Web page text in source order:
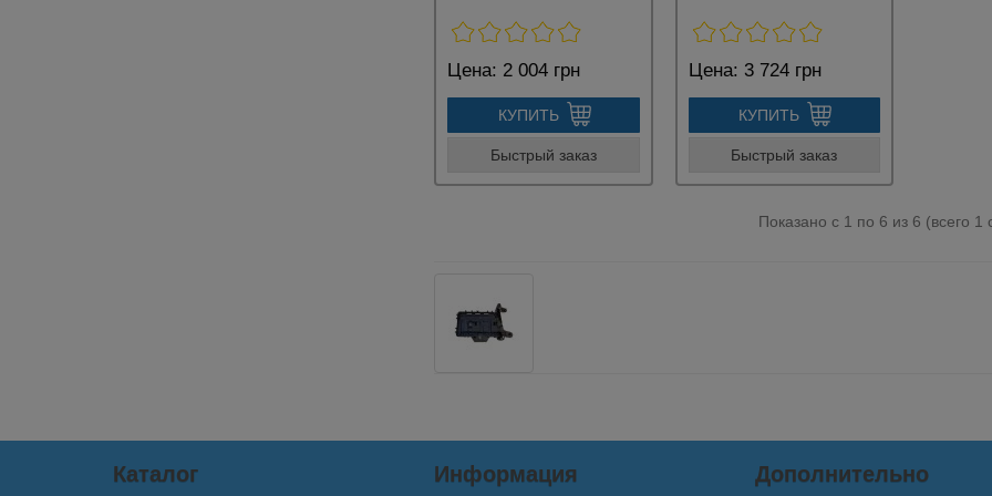
Цена: 2 004 грн
КУПИТЬ
Быстрый заказ
Цена: 3 724 грн
КУПИТЬ
Быстрый заказ
Показано с 1 по 6 из 6 (всего 1
Каталог Информация Дополнительно